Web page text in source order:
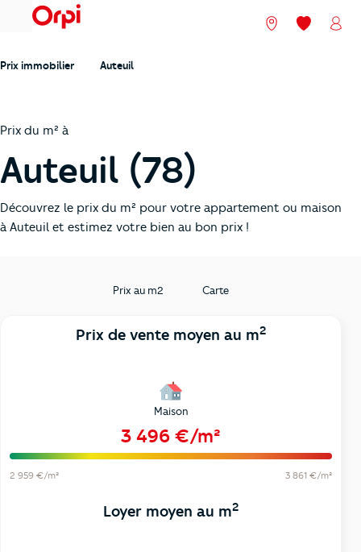
menu Nos agences
Mes
Prix immobilier Auteuil
Prix du m² à
Auteuil (78)
Découvrez le prix du m² pour votre appartement ou maison
à Auteuil et estimez votre bien au bon prix !
Prix au m2 Carte
Prix de vente moyen au m2
Maison
3 496 €/m²
2 959 €/m² 3 861 €/m²
Loyer moyen au m2